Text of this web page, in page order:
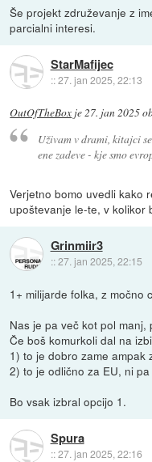
Še projekt združevanje z
parcialni interesi.
StarMafijec
::27. jan 2025, 22:13
OutOfTheBox je 27. jan 2025
Uživam v drami, kitajci
ene zadeve - kje smo
Verjetno bomo uvedli kako
upoštevanje le-te, v kolikor
Grinmiir3
::27. jan 2025, 22:15
1+ milijarde folka, z močno
Nas je pa več kot pol
Če boš komurkoli dal na
1) to je dobro zame ampak
2) to je odlično za EU, ni
Bo vsak izbral opcijo 1.
Spura
::27. jan 2025, 22:16